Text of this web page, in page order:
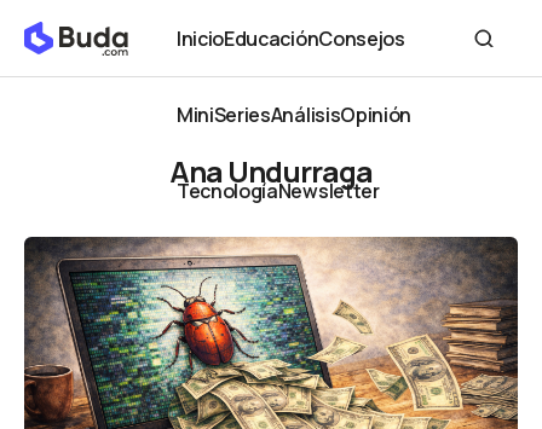
Inicio
Inicio
Educación
Educación
Consejos
Consejos
MiniSeriesAnálisisOpinión
TecnologíaNewsletter
Ana Undurraga